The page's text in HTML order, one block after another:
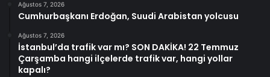
Ağustos 7, 2026
Cumhurbaşkanı Erdoğan, Suudi Arabistan yolcusu
Ağustos 7, 2026
İstanbul’da trafik var mı? SON DAKİKA! 22 Temmuz
Çarşamba hangi ilçelerde trafik var, hangi yollar
kapalı?